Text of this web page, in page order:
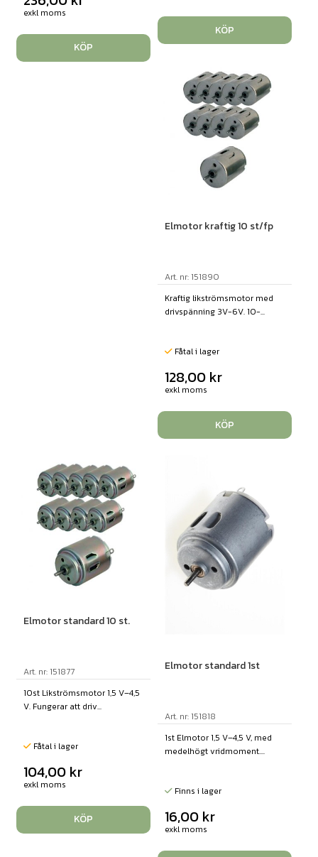
exkl moms
KÖP
KÖP
Elmotor kraftig 10 st/fp
Art. nr: 151890
Kraftig likströmsmotor med
drivspänning 3V-6V. 10-...
Fåtal i lager
128,00 kr
exkl moms
KÖP
Elmotor standard 10 st.
Art. nr: 151877
10st Likströmsmotor 1,5 V–4,5
V. Fungerar att driv...
Fåtal i lager
104,00 kr
exkl moms
KÖP
Elmotor standard 1st
Art. nr: 151818
1st Elmotor 1,5 V–4,5 V, med
medelhögt vridmoment....
Finns i lager
16,00 kr
exkl moms